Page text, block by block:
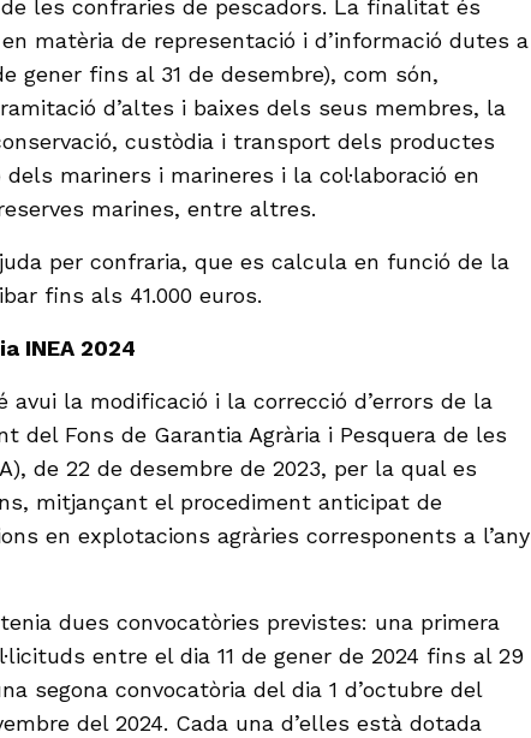
les confraries de pescadors. La finalitat és
matèria de representació i d’informació dutes a
gener fins al 31 de desembre), com són,
d’altes i baixes dels seus membres, la
custòdia i transport dels productes
mariners i marineres i la col·laboració en
marines, entre altres.
per confraria, que es calcula en funció de la
fins als 41.000 euros.
INEA 2024
avui la modificació i la correcció d’errors de la
del Fons de Garantia Agrària i Pesquera de les
de 22 de desembre de 2023, per la qual es
mitjançant el procediment anticipat de
en explotacions agràries corresponents a l’any
dues convocatòries previstes: una primera
entre el dia 11 de gener de 2024 fins al 29
segona convocatòria del dia 1 d’octubre del
del 2024. Cada una d’elles està dotada